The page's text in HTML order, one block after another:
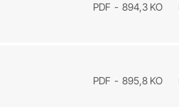
PDF 894,3 KO
PDF 895,8 KO